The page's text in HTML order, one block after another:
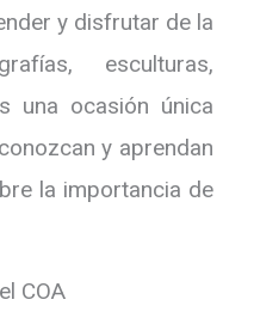
y disfrutar de la
esculturas,
una ocasión única
y aprendan
la importancia de
COA